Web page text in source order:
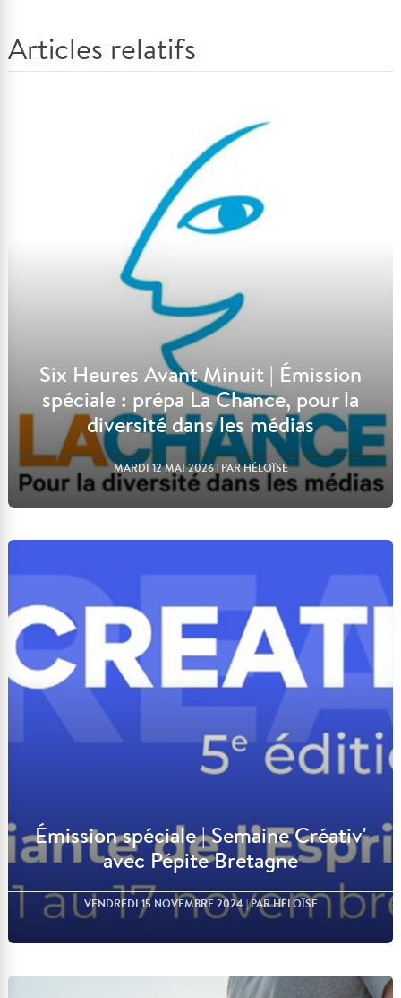
Articles relatifs
Six Heures Avant Minuit | Émission
spéciale : prépa La Chance, pour la
diversité dans les médias
MARDI 12 MAI 2026| PAR HÉLOÏSE
Lire l'article
Émission spéciale | Semaine Créativ'
avec Pépite Bretagne
VENDREDI 15 NOVEMBRE 2024 | PAR HÉLOÏSE